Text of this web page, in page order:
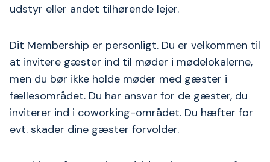
udstyr eller andet tilhørende lejer.
Dit Membership er personligt. Du er velkommen til
at invitere gæster ind til møder i mødelokalerne,
men du bør ikke holde møder med gæster i
fællesområdet. Du har ansvar for de gæster, du
inviterer ind i coworking-området. Du hæfter for
evt. skader dine gæster forvolder.